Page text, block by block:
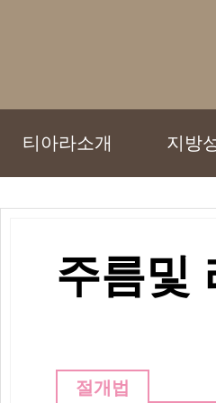
티아라소개 지방
주름및
절개법